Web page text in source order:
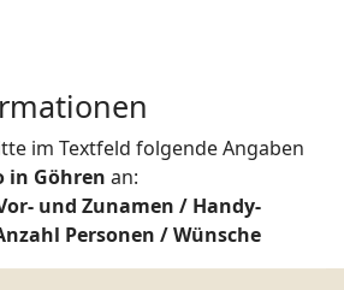
im Textfeld folgende Angaben
in Göhren an:
und Zunamen / Handy-
Personen / Wünsche